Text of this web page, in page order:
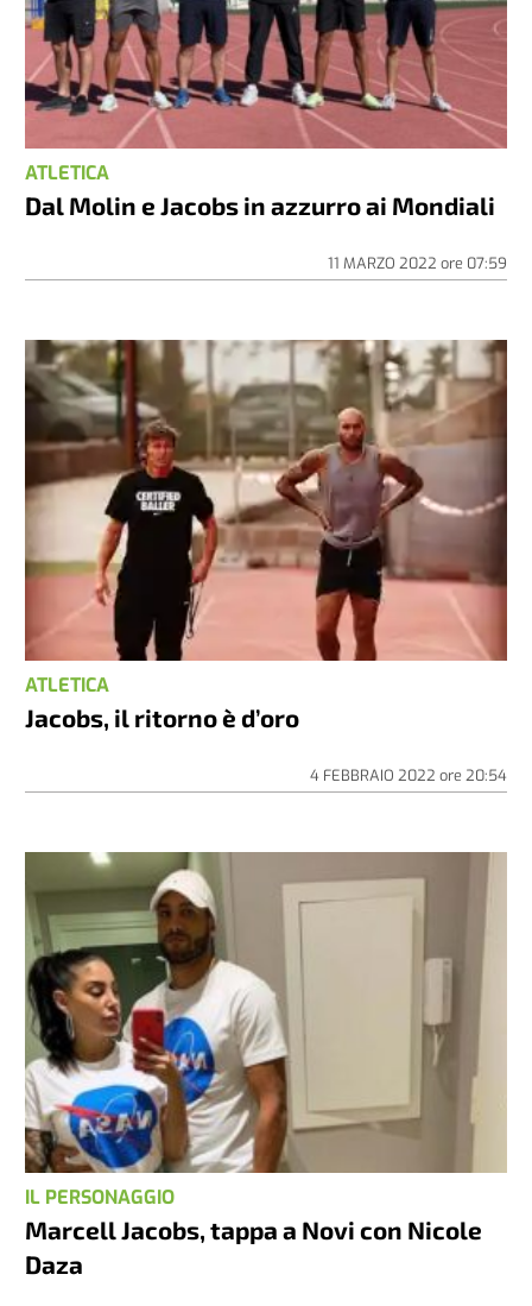
ATLETICA
Dal Molin e Jacobs in azzurro ai Mondiali
11 MARZO 2022 ore 07:59
ATLETICA
Jacobs, il ritorno è d’oro
4 FEBBRAIO 2022 ore 20:54
IL PERSONAGGIO
Marcell Jacobs, tappa a Novi con Nicole
Daza